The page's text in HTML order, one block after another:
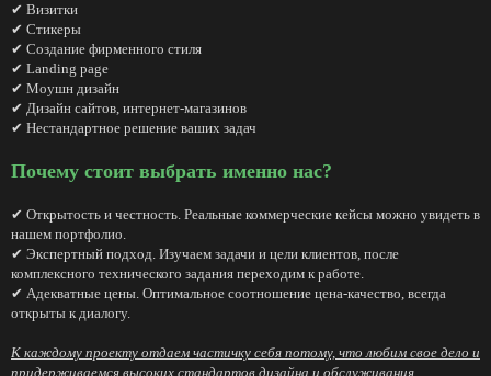
✔ Визитки
✔ Стикеры
✔ Создание фирменного стиля
✔ Landing page
✔ Моушн дизайн
✔ Дизайн сайтов, интернет-магазинов
✔ Нестандартное решение ваших задач
Почему стоит выбрать именно нас?
✔ Открытость и честность. Реальные коммерческие кейсы можно увидеть в
нашем портфолио.
✔ Экспертный подход. Изучаем задачи и цели клиентов, после
комплексного технического задания переходим к работе.
✔ Адекватные цены. Оптимальное соотношение цена-качество, всегда
открыты к диалогу.
К каждому проекту отдаем частичку себя потому, что любим свое дело и
придерживаемся высоких стандартов дизайна и обслуживания